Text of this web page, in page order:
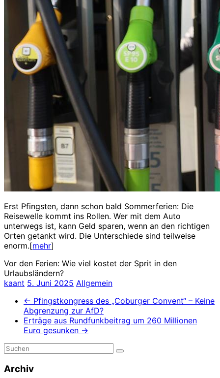
Erst Pfingsten, dann schon bald Sommerferien: Die
Reisewelle kommt ins Rollen. Wer mit dem Auto
unterwegs ist, kann Geld sparen, wenn an den richtigen
Orten getankt wird. Die Unterschiede sind teilweise
enorm.[mehr]
Vor den Ferien: Wie viel kostet der Sprit in den
Urlaubsländern?
kaant 5. Juni 2025 Allgemein
← Pfingstkongress des „Coburger Convent“ – Keine
Abgrenzung zur AfD?
Erträge aus Rundfunkbeitrag um 260 Millionen
Euro gesunken →
Archiv